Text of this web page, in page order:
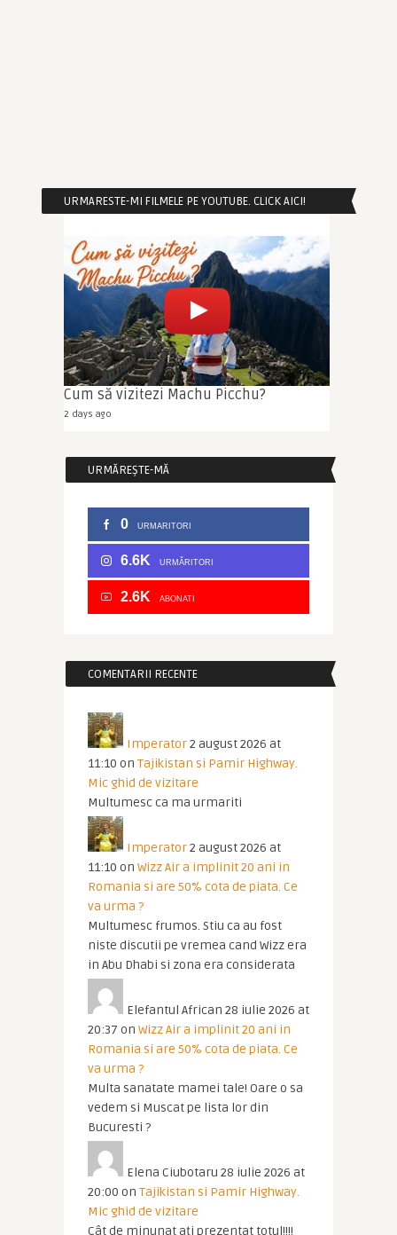
URMARESTE-MI FILMELE PE YOUTUBE. CLICK AICI!
Cum să vizitezi Machu Picchu?
2 days ago
URMĂREȘTE-MĂ
0 URMARITORI
6.6K URMĂRITORI
2.6K ABONATI
COMENTARII RECENTE
Imperator2 august 2026 at
11:10 on Tajikistan si Pamir Highway.
Mic ghid de vizitare
Multumesc ca ma urmariti
Imperator2 august 2026 at
11:10 on Wizz Air a implinit 20 ani in
Romania si are 50% cota de piata. Ce
va urma ?
Multumesc frumos. Stiu ca au fost
niste discutii pe vremea cand Wizz era
in Abu Dhabi si zona era considerata
Elefantul African 28 iulie 2026 at
20:37 on Wizz Air a implinit 20 ani in
Romania si are 50% cota de piata. Ce
va urma ?
Multa sanatate mamei tale! Oare o sa
vedem si Muscat pe lista lor din
Bucuresti ?
Elena Ciubotaru 28 iulie 2026 at
20:00 on Tajikistan si Pamir Highway.
Mic ghid de vizitare
Cât de minunat ați prezentat totul!!!!